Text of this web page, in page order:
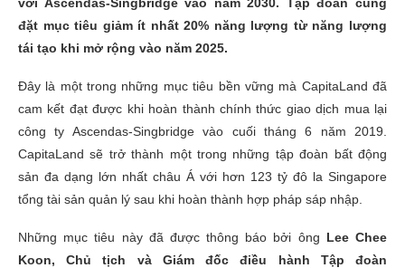
đặt mục tiêu giảm ít nhất 20% năng lượng từ năng lượng
tái tạo khi mở rộng vào năm 2025.
Đây là một trong những mục tiêu bền vững mà CapitaLand đã
cam kết đạt được khi hoàn thành chính thức giao dịch mua lại
công ty Ascendas-Singbridge vào cuối tháng 6 năm 2019.
CapitaLand sẽ trở thành một trong những tập đoàn bất động
sản đa dạng lớn nhất châu Á với hơn 123 tỷ đô la Singapore
tổng tài sản quản lý sau khi hoàn thành hợp pháp sáp nhập.
Những mục tiêu này đã được thông báo bởi ông Lee Chee
Koon, Chủ tịch và Giám đốc điều hành Tập đoàn